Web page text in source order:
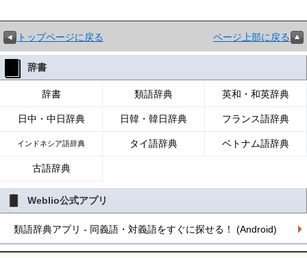
トップページに戻る ページ上部に戻る
辞書
辞書 類語辞典 英和・和英辞典
日中・中日辞典 日韓・韓日辞典 フランス語辞典
インドネシア語辞典 タイ語辞典 ベトナム語辞典
古語辞典
Weblio公式アプリ
類語辞典アプリ - 同義語・対義語をすぐに探せる！ (Android)